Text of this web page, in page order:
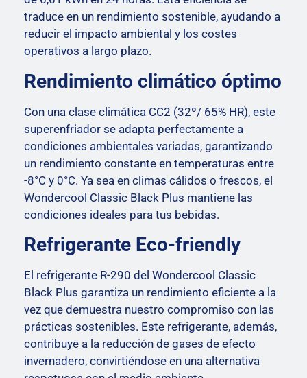
traduce en un rendimiento sostenible, ayudando a
reducir el impacto ambiental y los costes
operativos a largo plazo.
Rendimiento climático óptimo
Con una clase climática CC2 (32º/ 65% HR), este
superenfriador se adapta perfectamente a
condiciones ambientales variadas, garantizando
un rendimiento constante en temperaturas entre
-8°C y 0°C. Ya sea en climas cálidos o frescos, el
Wondercool Classic Black Plus mantiene las
condiciones ideales para tus bebidas.
Refrigerante Eco-friendly
El refrigerante R-290 del Wondercool Classic
Black Plus garantiza un rendimiento eficiente a la
vez que demuestra nuestro compromiso con las
prácticas sostenibles. Este refrigerante, además,
contribuye a la reducción de gases de efecto
invernadero, convirtiéndose en una alternativa